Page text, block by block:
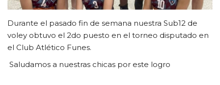
Durante el pasado fin de semana nuestra Sub12 de
voley obtuvo el 2do puesto en el torneo disputado en
el Club Atlético Funes.
Saludamos a nuestras chicas por este logro